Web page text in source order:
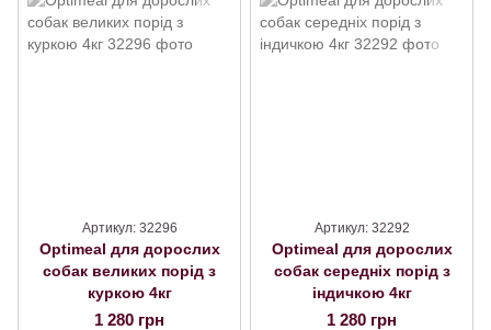
Артикул: 32296
Optimeal для дорослих
собак великих порід з
куркою 4кг
1 280 грн
Артикул: 32292
Optimeal для дорослих
собак середніх порід з
індичкою 4кг
1 280 грн